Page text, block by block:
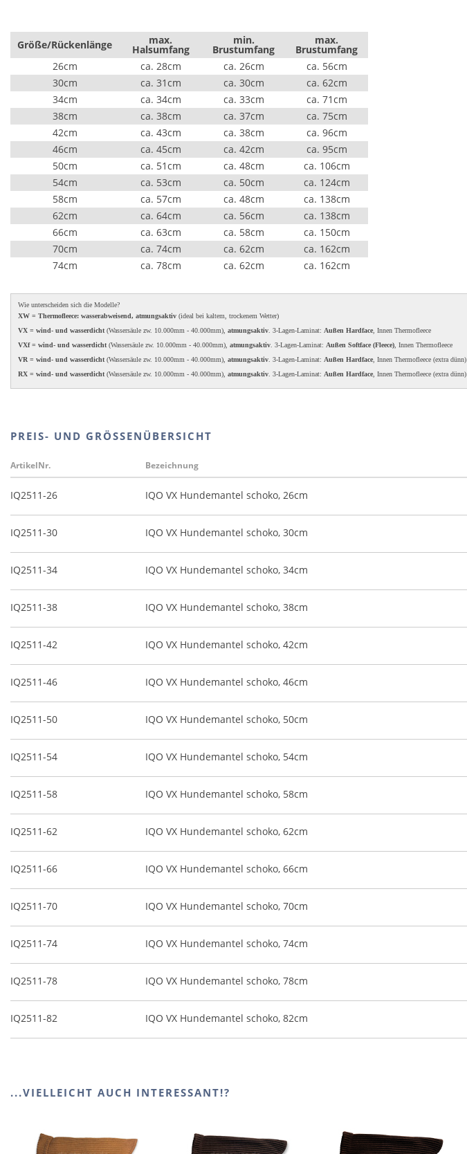
Größe/Rückenlänge max.
Halsumfang
min.
Brustumfang
max.
Brustumfang
26cm
ca. 28cm ca. 26cm
ca. 56cm
30cm
ca. 31cm ca. 30cm
ca. 62cm
34cm
ca. 34cm ca. 33cm
ca. 71cm
38cm
ca. 38cm ca. 37cm
ca. 75cm
42cm
ca. 43cm ca. 38cm
ca. 96cm
46cm
ca. 45cm ca. 42cm
ca. 95cm
50cm
ca. 51cm ca. 48cm
ca. 106cm
54cm
ca. 53cm ca. 50cm
ca. 124cm
58cm
ca. 57cm ca. 48cm
ca. 138cm
62cm
ca. 64cm ca. 56cm
ca. 138cm
66cm
ca. 63cm ca. 58cm
ca. 150cm
70cm
ca. 74cm ca. 62cm
ca. 162cm
74cm
ca. 78cm ca. 62cm ca. 162cm
Wie unterscheiden sich die Modelle?
XW = Thermofleece: wasserabweisend, atmungsaktiv (ideal bei kaltem, trockenem Wetter)
VX = wind- und wasserdicht (Wassersäule zw. 10.000mm - 40.000mm), atmungsaktiv . 3-Lagen-Laminat: Außen Hardface , Innen Thermofleece
VXf = wind- und wasserdicht (Wassersäule zw. 10.000mm - 40.000mm), atmungsaktiv . 3-Lagen-Laminat: Außen Softface (Fleece) , Innen Thermofleece
VR = wind- und wasserdicht (Wassersäule zw. 10.000mm - 40.000mm), atmungsaktiv . 3-Lagen-Laminat: Außen Hardface , Innen Thermofleece (extra dünn)
RX = wind- und wasserdicht (Wassersäule zw. 10.000mm - 40.000mm), atmungsaktiv . 3-Lagen-Laminat: Außen Hardface , Innen Thermofleece (extra dünn)
PREIS- UND GRÖSSENÜBERSICHT
ArtikelNr. Bezeichnung
IQ2511-26 IQO VX Hundemantel schoko, 26cm
IQ2511-30 IQO VX Hundemantel schoko, 30cm
IQ2511-34 IQO VX Hundemantel schoko, 34cm
IQ2511-38 IQO VX Hundemantel schoko, 38cm
IQ2511-42 IQO VX Hundemantel schoko, 42cm
IQ2511-46 IQO VX Hundemantel schoko, 46cm
IQ2511-50 IQO VX Hundemantel schoko, 50cm
IQ2511-54 IQO VX Hundemantel schoko, 54cm
IQ2511-58 IQO VX Hundemantel schoko, 58cm
IQ2511-62 IQO VX Hundemantel schoko, 62cm
IQ2511-66 IQO VX Hundemantel schoko, 66cm
IQ2511-70 IQO VX Hundemantel schoko, 70cm
IQ2511-74 IQO VX Hundemantel schoko, 74cm
IQ2511-78 IQO VX Hundemantel schoko, 78cm
IQ2511-82 IQO VX Hundemantel schoko, 82cm
...VIELLEICHT AUCH INTERESSANT!?